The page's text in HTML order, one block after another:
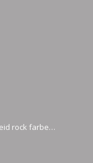
rock farbe…